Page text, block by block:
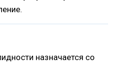
назначается со